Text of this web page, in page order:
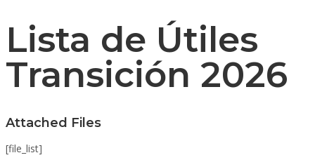
Lista de Útiles
Transición 2026
Attached Files
[file_list]